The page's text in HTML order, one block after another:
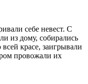
себе невест. С
из дому, собирались
красе, заигрывали
провожали их